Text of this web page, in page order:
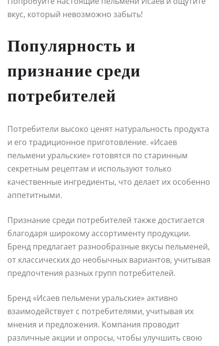
вкус, который невозможно забыть!
Популярность и
признание среди
потребителей
Потребители высоко ценят натуральность продукта
и его традиционное приготовление. «Исаев
пельмени уральские» готовятся по старинным
секретным рецептам и используют только
качественные ингредиенты, что делает их особенно
аппетитными.
Признание среди потребителей также достигается
благодаря широкому ассортименту продукции.
Бренд предлагает разнообразные вкусы пельменей,
от классических до необычных вариантов, учитывая
предпочтения разных групп потребителей.
Бренд «Исаев пельмени уральские» активно
взаимодействует с потребителями, учитывая их
мнения и предложения. Компания проводит
различные акции и опросы, чтобы улучшить свою